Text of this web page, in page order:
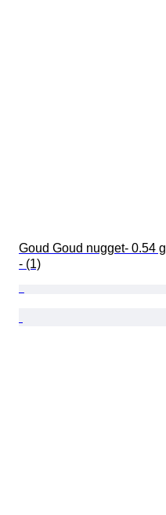
Goud Goud nugget- 0.54 g
- (1)